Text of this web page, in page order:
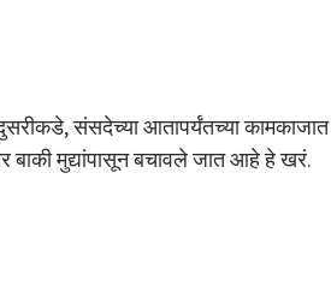
संसदेच्या आतापर्यंतच्या कामकाजात
बाकी मुद्यांपासून बचावले जात आहे हे खरं.